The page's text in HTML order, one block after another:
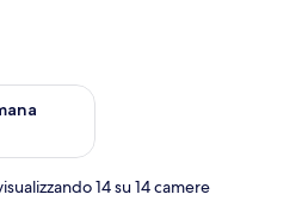
prossimo fine settimana, ago 14
14 su 14 camere